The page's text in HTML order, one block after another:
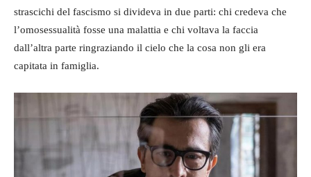
strascichi del fascismo si divideva in due parti: chi credeva che
l’omosessualità fosse una malattia e chi voltava la faccia
dall’altra parte ringraziando il cielo che la cosa non gli era
capitata in famiglia.